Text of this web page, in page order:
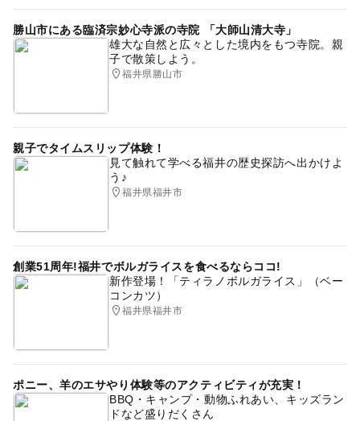
勝山市にある臨済宗妙心寺派の寺院 「大師山清大寺」
雄大な自然と広々とした境内をもつ寺院。親
子で散策しよう。
福井県勝山市
親子でタイムスリップ体験！
見て触れて学べる福井の歴史探訪へ出かけよ
う♪
福井県福井市
創業51周年!福井でボルガライスを食べるならココ!
新作登場！「ティラノボルガライス」（ベー
コンカツ）
福井県福井市
ポニー、羊のエサやり体験等のアクティビティが充実！
BBQ・キャンプ・動物ふれあい、キッズラン
ドなど盛りだくさん